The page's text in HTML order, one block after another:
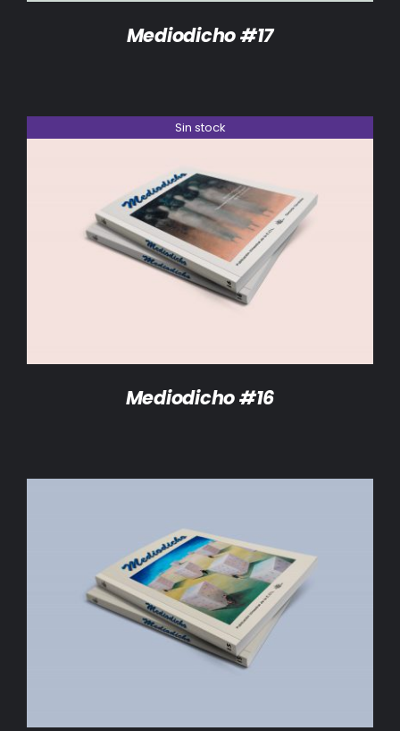
Mediodicho #17
Sin stock
DETALLES
Mediodicho #16
AÑADIR AL CARRITO / DETALLES